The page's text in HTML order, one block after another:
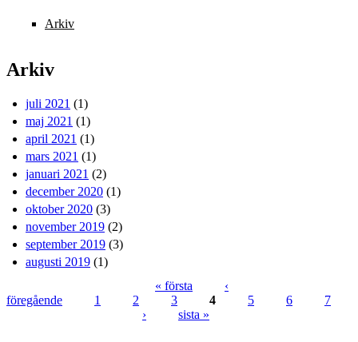
Arkiv
Arkiv
juli 2021 (1)
maj 2021 (1)
april 2021 (1)
mars 2021 (1)
januari 2021 (2)
december 2020 (1)
oktober 2020 (3)
november 2019 (2)
september 2019 (3)
augusti 2019 (1)
Sidor
« första
‹
föregående
1 2 3 4 5 6
7
›
sista »